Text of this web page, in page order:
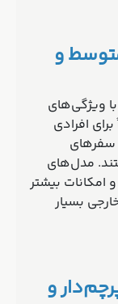
متوسط و
ویژگی‌های
افرادی
سفرهای
مدل‌های
امکانات بیشتر
بسیار
پرچم‌دار و